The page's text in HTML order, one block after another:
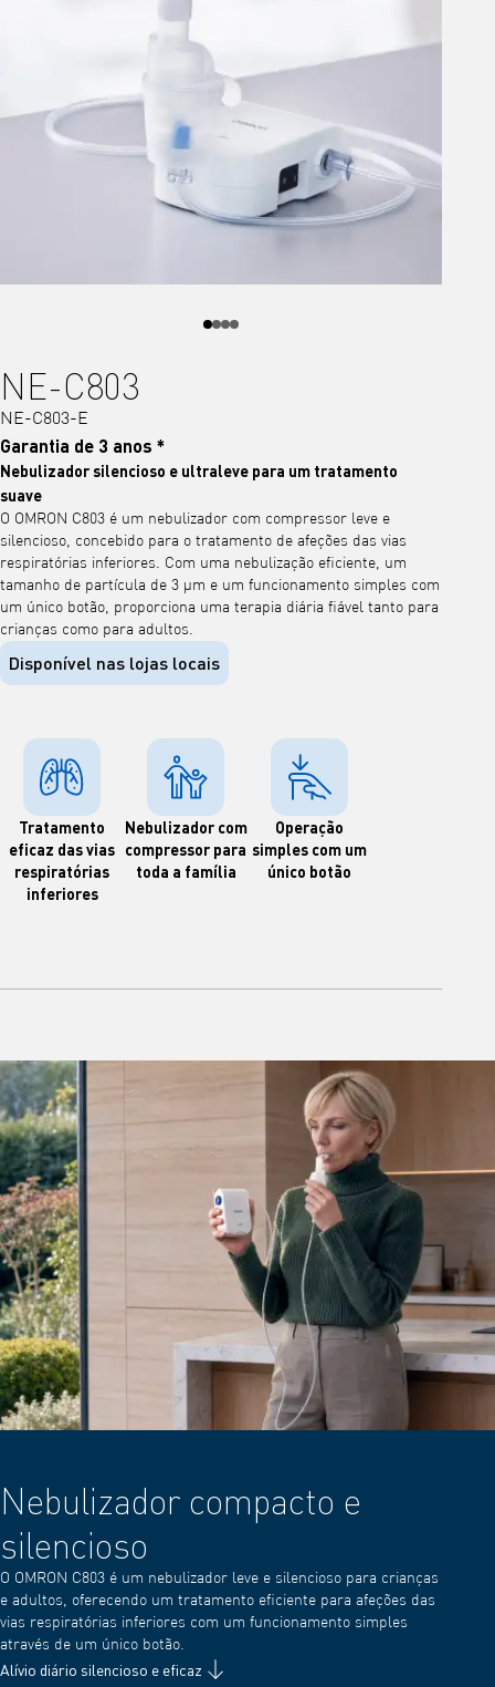
NE-C803
NE-C803-E
Garantia de 3 anos *
Nebulizador silencioso e ultraleve para um tratamento
suave
O OMRON C803 é um nebulizador com compressor leve e
silencioso, concebido para o tratamento de afeções das vias
respiratórias inferiores. Com uma nebulização eficiente, um
tamanho de partícula de 3 μm e um funcionamento simples com
um único botão, proporciona uma terapia diária fiável tanto para
crianças como para adultos.
Disponível nas lojas locais
Tratamento
eficaz das vias
respiratórias
inferiores
Nebulizador com
compressor para
toda a família
Operação
simples com um
único botão
Nebulizador compacto e
silencioso
O OMRON C803 é um nebulizador leve e silencioso para crianças
e adultos, oferecendo um tratamento eficiente para afeções das
vias respiratórias inferiores com um funcionamento simples
através de um único botão.
Alívio diário silencioso e eficaz